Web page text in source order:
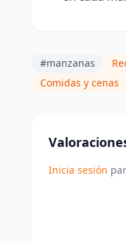
#manzanas
Comidas y cenas
Inicia sesión